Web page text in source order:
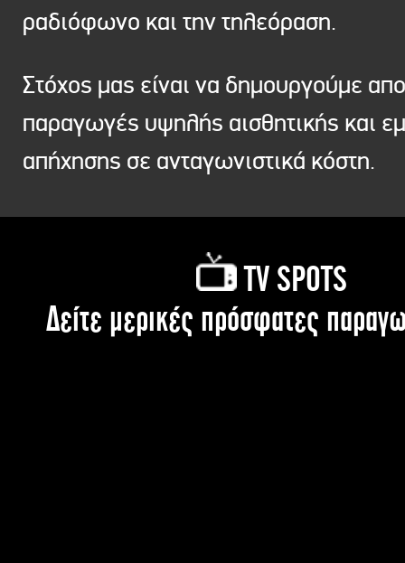
ραδιόφωνο και την τηλεόραση.
Στόχος μας είναι να δημουργούμε
παραγωγές υψηλής αισθητικής και
απήχησης σε ανταγωνιστικά κόστη.
TV SPOTS
Δείτε μερικές πρόσφατες